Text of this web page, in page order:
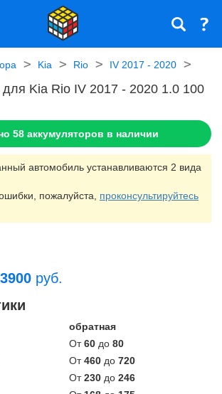
Kia Rio IV 2017 - 2020
Kia Rio IV 2017 - 2020 1.0 100
58 аккумуляторов в наличии
автомобиль устанавливаются 2 вида
пожалуйста, проконсультируйтесь
руб.
обратная
От60 до 80
От460 до 720
От230 до 246